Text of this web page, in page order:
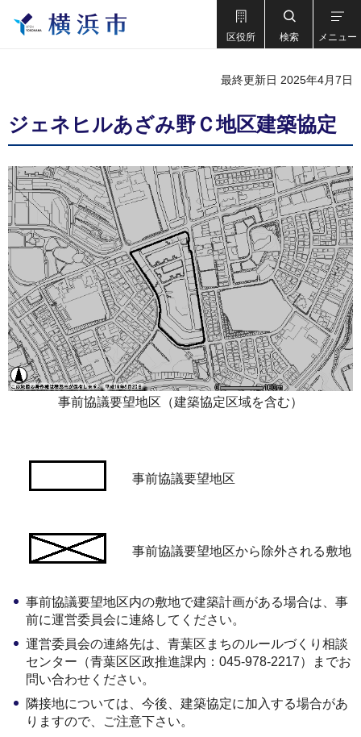
区役所 検索 メニュー
最終更新日 2025年4月7日
ジェネヒルあざみ野Ｃ地区建築協定
事前協議要望地区（建築協定区域を含む）
事前協議要望地区
事前協議要望地区から除外される敷地
事前協議要望地区内の敷地で建築計画がある場合は、事
前に運営委員会に連絡してください。
運営委員会の連絡先は、青葉区まちのルールづくり相談
センター（青葉区区政推進課内：045-978-2217）までお
問い合わせください。
隣接地については、今後、建築協定に加入する場合があ
りますので、ご注意下さい。